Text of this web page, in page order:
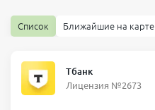
Список Ближайшие на карте
Тбанк
Лицензия №2673